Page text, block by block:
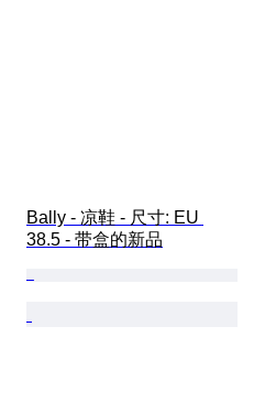
Bally - 凉鞋 - 尺寸: EU
38.5 - 带盒的新品